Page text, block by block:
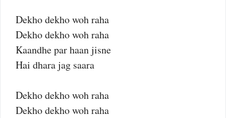
Dekho dekho woh raha
Dekho dekho woh raha
Kaandhe par haan jisne
Hai dhara jag saara
Dekho dekho woh raha
Dekho dekho woh raha